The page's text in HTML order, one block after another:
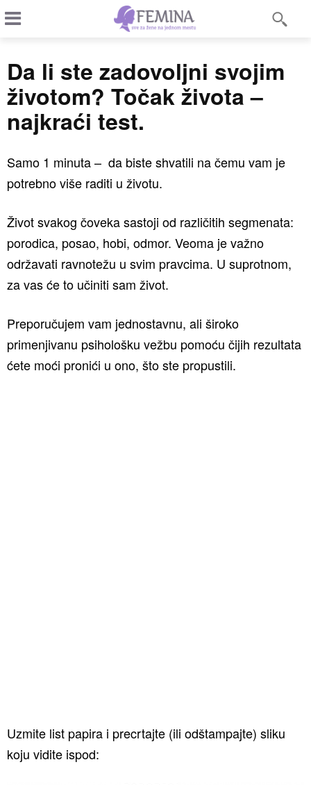
Da li ste zadovoljni svojim
životom? Točak života –
najkraći test.
Samo 1 minuta – da biste shvatili na čemu vam je
potrebno više raditi u životu.
Život svakog čoveka sastoji od različitih segmenata:
porodica, posao, hobi, odmor. Veoma je važno
održavati ravnotežu u svim pravcima. U suprotnom,
za vas će to učiniti sam život.
Preporučujem vam jednostavnu, ali široko
primenjivanu psihološku vežbu pomoću čijih rezultata
ćete moći pronići u ono, što ste propustili.
Uzmite list papira i precrtajte (ili odštampajte) sliku
koju vidite ispod: